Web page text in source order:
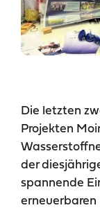
Die letzten
Projekten
der
spannende
erneuerbaren